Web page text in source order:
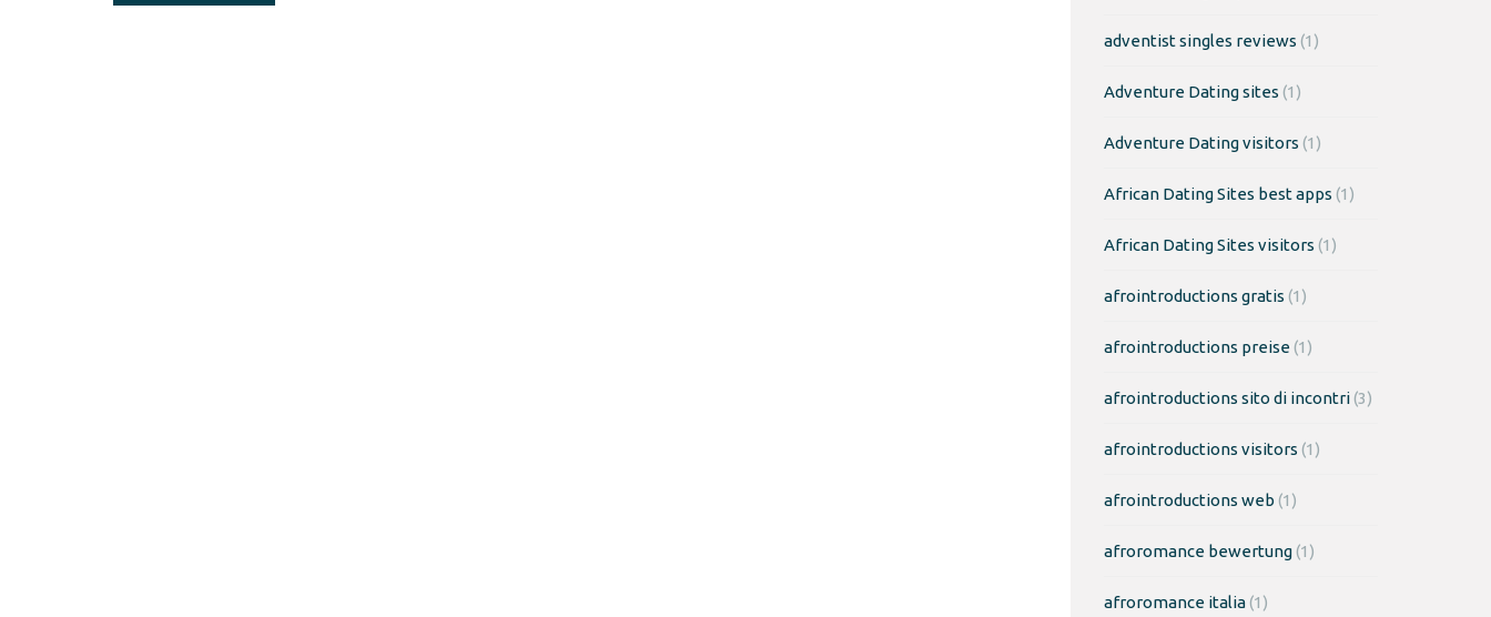
adventist singles reviews (1)
Adventure Dating sites (1)
Adventure Dating visitors (1)
African Dating Sites best apps (1)
African Dating Sites visitors (1)
afrointroductions gratis (1)
afrointroductions preise(1)
afrointroductions sito di incontri(3)
afrointroductions visitors (1)
afrointroductions web (1)
afroromance bewertung(1)
afroromance italia(1)